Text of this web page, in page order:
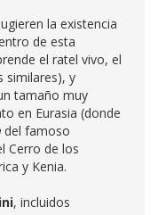
la existencia
de esta
el ratel vivo, el
similares), y
tamaño muy
en Eurasia (donde
del famoso
Cerro de los
y Kenia.
, incluidos